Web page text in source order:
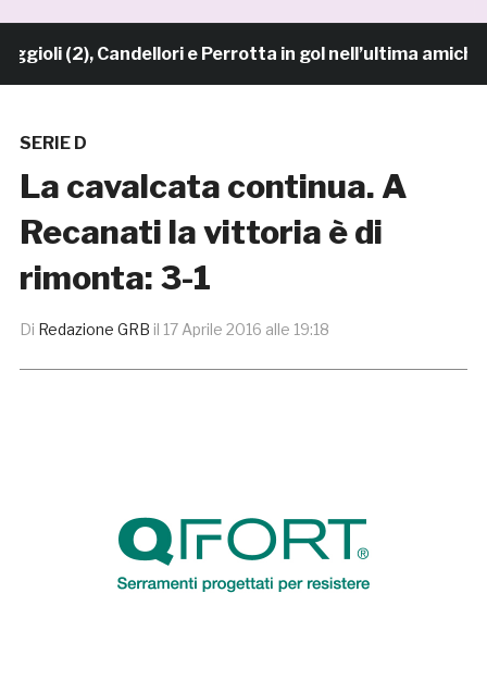
(2), Candellori e Perrotta in gol nell’ultima amichevole.
SERIE D
La cavalcata continua. A
Recanati la vittoria è di
rimonta: 3-1
Di Redazione GRB il 17 Aprile 2016 alle 19:18